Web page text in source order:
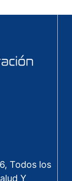
Todos los
Y